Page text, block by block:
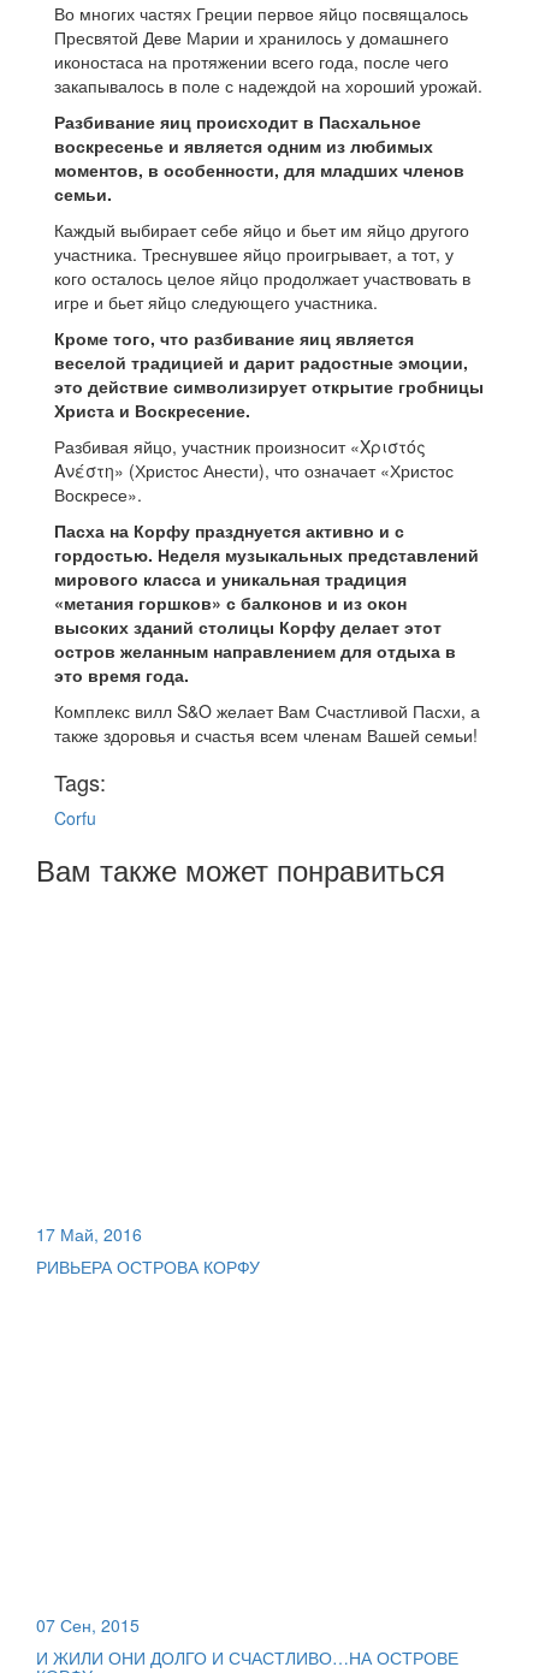
Во многих частях Греции первое яйцо посвящалось
Пресвятой Деве Марии и хранилось у домашнего
иконостаса на протяжении всего года, после чего
закапывалось в поле с надеждой на хороший урожай.
Разбивание яиц происходит в Пасхальное
воскресенье и является одним из любимых
моментов, в особенности, для младших членов
семьи.
Каждый выбирает себе яйцо и бьет им яйцо другого
участника. Треснувшее яйцо проигрывает, а тот, у
кого осталось целое яйцо продолжает участвовать в
игре и бьет яйцо следующего участника.
Кроме того, что разбивание яиц является
веселой традицией и дарит радостные эмоции,
это действие символизирует открытие гробницы
Христа и Воскресение.
Разбивая яйцо, участник произносит «Χριστός
Ανέστη» (Христос Анести), что означает «Христос
Воскресе».
Пасха на Корфу празднуется активно и с
гордостью. Неделя музыкальных представлений
мирового класса и уникальная традиция
«метания горшков» с балконов и из окон
высоких зданий столицы Корфу делает этот
остров желанным направлением для отдыха в
это время года.
Комплекс вилл S&O желает Вам Счастливой Пасхи, а
также здоровья и счастья всем членам Вашей семьи!
Tags:
Corfu
Вам также может понравиться
17 Май, 2016
РИВЬЕРА ОСТРОВА КОРФУ
07 Сен, 2015
И ЖИЛИ ОНИ ДОЛГО И СЧАСТЛИВО…НА ОСТРОВЕ